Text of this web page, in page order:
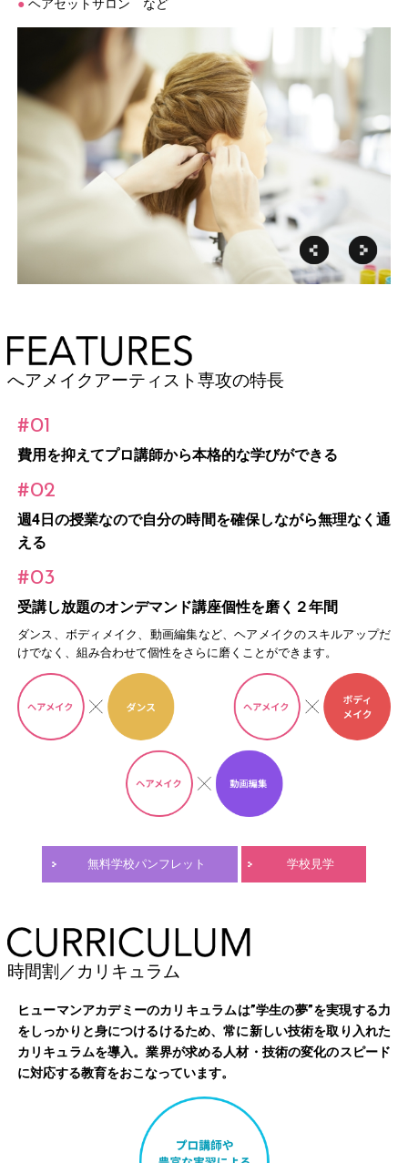
● ヘアセットサロン など
へアメイクアーティスト専攻の特長
#01
費用を抑えてプロ講師から本格的な学びができる
#02
週4日の授業なので自分の時間を確保しながら無理なく通
える
#03
受講し放題のオンデマンド講座個性を磨く２年間
ダンス、ボディメイク、動画編集など、ヘアメイクのスキルアップだ
けでなく、組み合わせて個性をさらに磨くことができます。
無料学校パンフレット 学校見学
時間割／カリキュラム
ヒューマンアカデミーのカリキュラムは”学生の夢”を実現する力
をしっかりと身につけるけるため、常に新しい技術を取り入れた
カリキュラムを導入。業界が求める人材・技術の変化のスピード
に対応する教育をおこなっています。